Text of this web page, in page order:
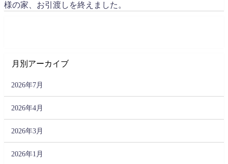
様の家、お引渡しを終えました。
月別アーカイブ
2026年7月
2026年4月
2026年3月
2026年1月